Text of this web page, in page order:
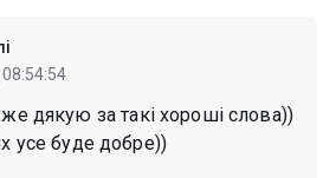
дякую за такі хороші слова))
усе буде добре))